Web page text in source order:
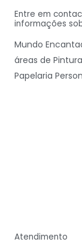
Entre em
informações
Mundo
áreas de
Papelaria
Atendimento